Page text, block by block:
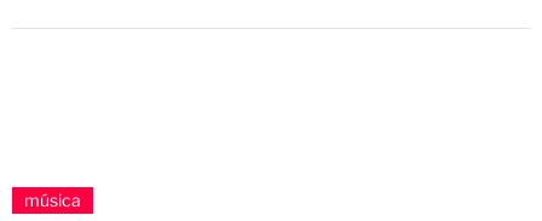
música